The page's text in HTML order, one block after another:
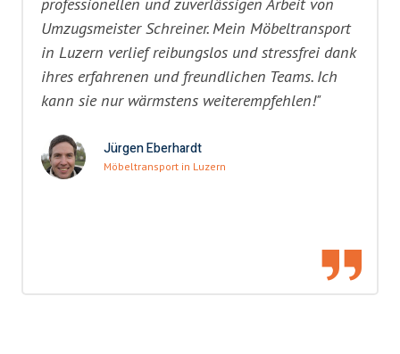
Umzugsmeister Schreiner. Mein Möbeltransport
in Luzern verlief reibungslos und stressfrei dank
ihres erfahrenen und freundlichen Teams. Ich
kann sie nur wärmstens weiterempfehlen!"
Jürgen Eberhardt
Möbeltransport in Luzern